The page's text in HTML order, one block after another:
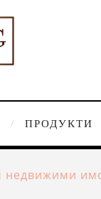
ПРОДУКТИ